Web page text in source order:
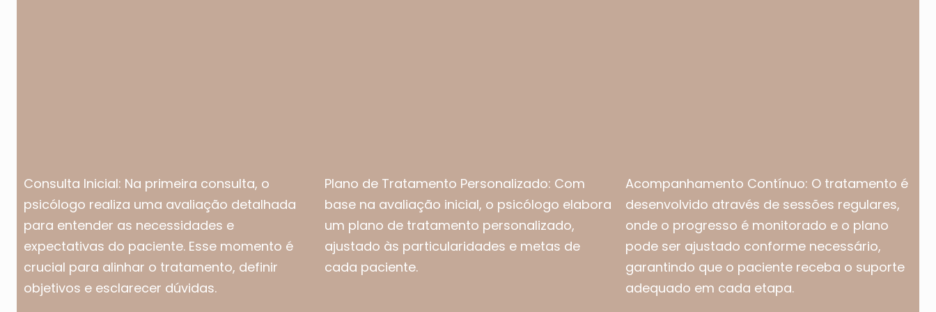
Consulta Inicial: Na primeira consulta, o
psicólogo realiza uma avaliação detalhada
para entender as necessidades e
expectativas do paciente. Esse momento é
crucial para alinhar o tratamento, definir
objetivos e esclarecer dúvidas.
Plano de Tratamento Personalizado: Com
base na avaliação inicial, o psicólogo elabora
um plano de tratamento personalizado,
ajustado às particularidades e metas de
cada paciente.​
Acompanhamento Contínuo: O tratamento é
desenvolvido através de sessões regulares,
onde o progresso é monitorado e o plano
pode ser ajustado conforme necessário,
garantindo que o paciente receba o suporte
adequado em cada etapa.​